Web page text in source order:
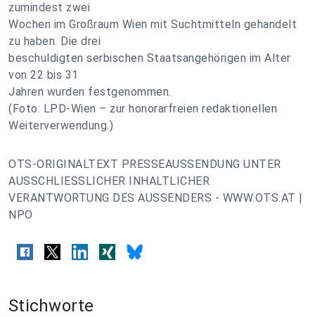
zumindest zwei
Wochen im Großraum Wien mit Suchtmitteln gehandelt
zu haben. Die drei
beschuldigten serbischen Staatsangehörigen im Alter
von 22 bis 31
Jahren wurden festgenommen.
(Foto: LPD-Wien – zur honorarfreien redaktionellen
Weiterverwendung.)
OTS-ORIGINALTEXT PRESSEAUSSENDUNG UNTER
AUSSCHLIESSLICHER INHALTLICHER
VERANTWORTUNG DES AUSSENDERS - WWW.OTS.AT |
NPO
Stichworte